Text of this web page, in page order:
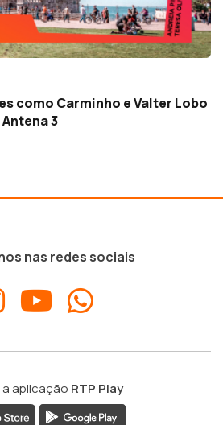
como Carminho e Valter Lobo
3
nas redes sociais
aplicação RTP Play